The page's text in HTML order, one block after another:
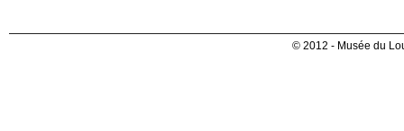
© 2012 - Musée du